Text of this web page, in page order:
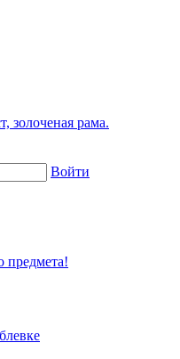
золоченая рама.
Войти
предмета!